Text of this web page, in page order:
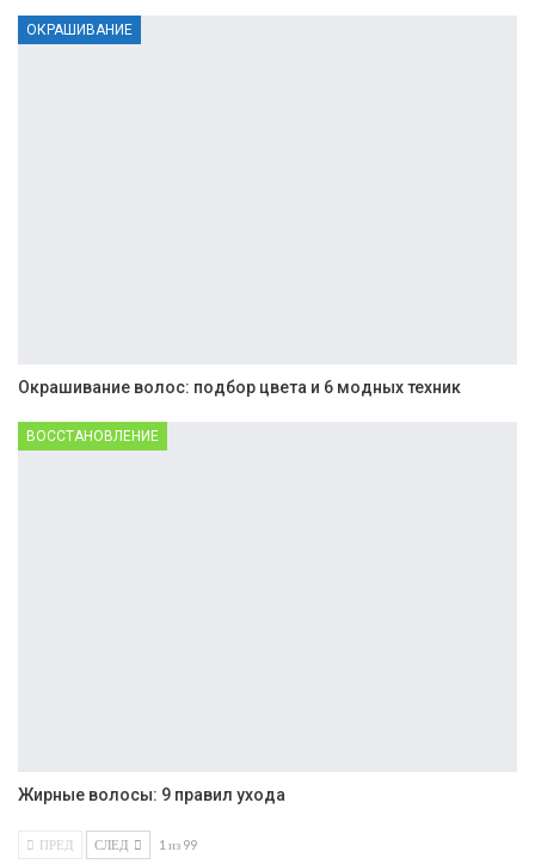
ОКРАШИВАНИЕ
Окрашивание волос: подбор цвета и 6 модных техник
ВОССТАНОВЛЕНИЕ
Жирные волосы: 9 правил ухода
ПРЕД СЛЕД 1 из 99